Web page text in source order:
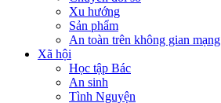
Xu hướng
Sản phẩm
An toàn trên không gian mạng
Xã hội
Học tập Bác
An sinh
Tình Nguyện